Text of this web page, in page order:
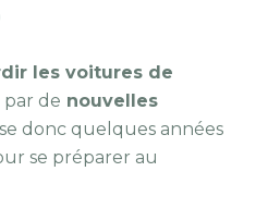
les voitures de
par de nouvelles
donc quelques années
se préparer au